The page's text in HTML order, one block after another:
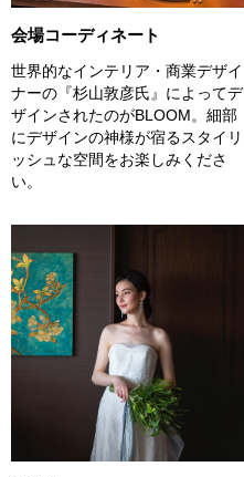
会場コーディネート
世界的なインテリア・商業デザイ
ナーの『杉山敦彦氏』によってデ
ザインされたのがBLOOM。細部
にデザインの神様が宿るスタイリ
ッシュな空間をお楽しみくださ
い。